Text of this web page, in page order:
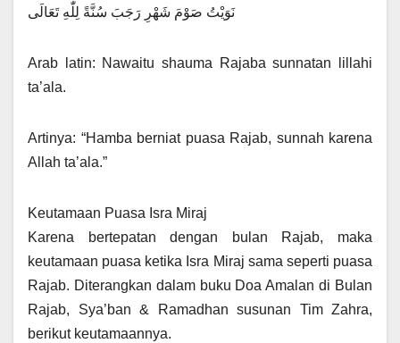
نَوَيْتُ صَوْمَ شَهْرِ رَجَبَ سُنَّةً لِلّٰهِ تَعَالَى
Arab latin: Nawaitu shauma Rajaba sunnatan lillahi
ta’ala.
Artinya: “Hamba berniat puasa Rajab, sunnah karena
Allah ta’ala.”
Keutamaan Puasa Isra Miraj
Karena bertepatan dengan bulan Rajab, maka
keutamaan puasa ketika Isra Miraj sama seperti puasa
Rajab. Diterangkan dalam buku Doa Amalan di Bulan
Rajab, Sya’ban & Ramadhan susunan Tim Zahra,
berikut keutamaannya.